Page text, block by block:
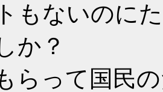
もないのに
か？
らって国民